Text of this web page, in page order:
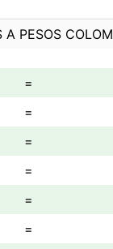
A PESOS
=
=
=
=
=
=